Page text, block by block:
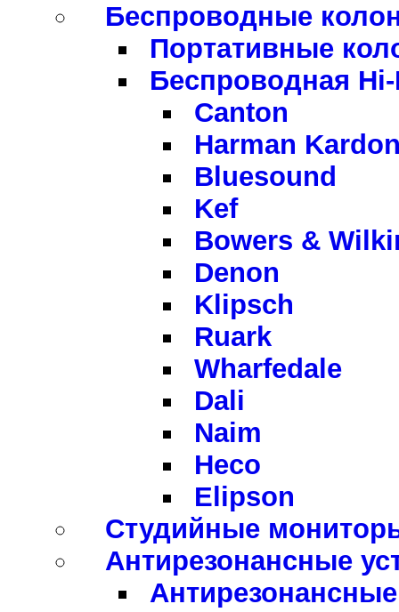
Беспроводные
Портативные
Беспроводная Hi-
Canton
Harman
Bluesound
Kef
Bowers &
Denon
Klipsch
Ruark
Wharfedale
Dali
Naim
Heco
Elipson
Студийные
Антирезонансные